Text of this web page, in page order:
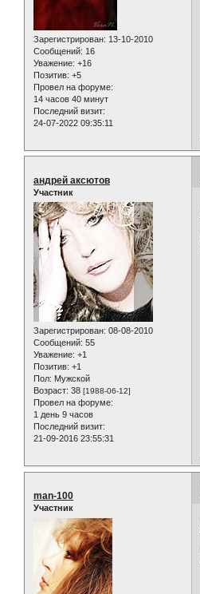
Зарегистрирован: 13-10-2010
Сообщений: 16
Уважение: +16
Позитив: +5
Провел на форуме:
14 часов 40 минут
Последний визит:
24-07-2022 09:35:11
андрей аксютов
Участник
Зарегистрирован: 08-08-2010
Сообщений: 55
Уважение: +1
Позитив: +1
Пол: Мужской
Возраст: 38 [1988-06-12]
Провел на форуме:
1 день 9 часов
Последний визит:
21-09-2016 23:55:31
man-100
Участник